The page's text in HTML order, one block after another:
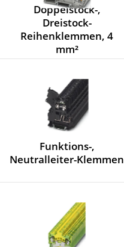
Doppelstock-,
Dreistock-
Reihenklemmen, 4
mm²
Funktions-,
Neutralleiter-Klemmen